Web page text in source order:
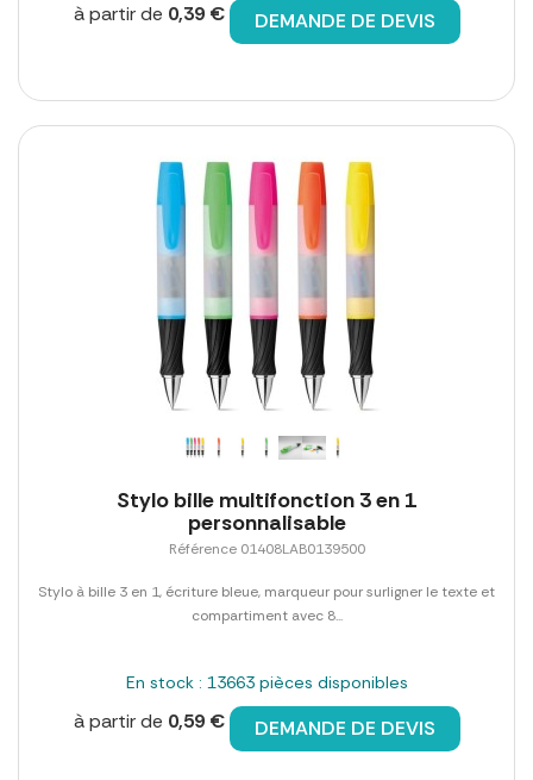
à partir de 0,39 € DEMANDE DE DEVIS
Stylo bille multifonction 3 en 1
personnalisable
Référence 01408LAB0139500
Stylo à bille 3 en 1, écriture bleue, marqueur pour surligner le texte et
compartiment avec 8...
En stock : 13663 pièces disponibles
à partir de 0,59 € DEMANDE DE DEVIS